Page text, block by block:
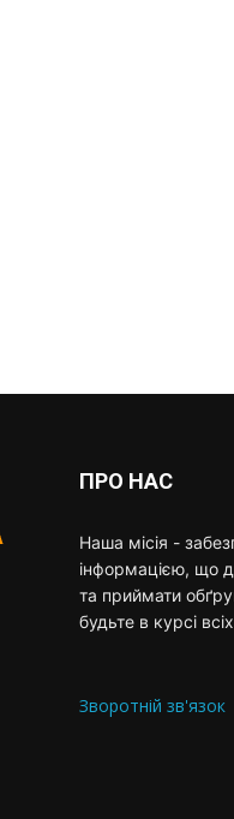
ПРО НАС
Наша місія -
інформацією, що
та приймати
будьте в курсі
Зворотній зв'язок